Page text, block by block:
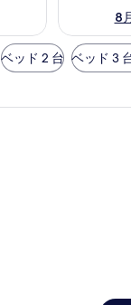
8
ベッド 2 台 ベッド 3
シングルルー